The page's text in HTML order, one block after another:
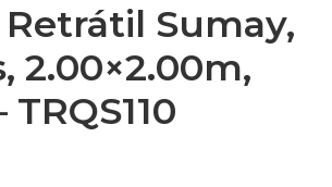
Sumay,
2.00×2.00m,